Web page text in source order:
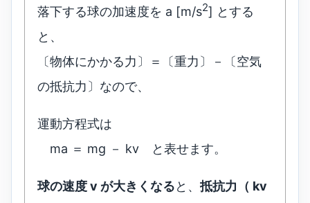
落下する球の加速度を a [m/s2] とする
と、
〔物体にかかる力〕＝〔重力〕－〔空気
の抵抗力〕なので、
運動方程式は
ma ＝ mg － kv と表せます。
球の速度 v が大きくなると、 抵抗力（ kv